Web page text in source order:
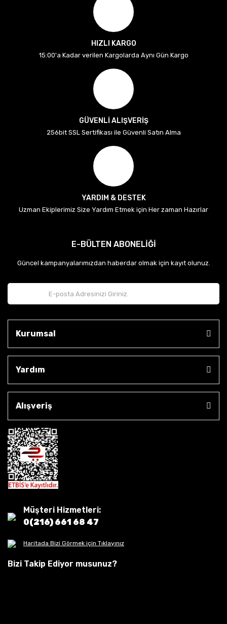
HIZLI KARGO
15:00'a Kadar verilen Kargolarda Aynı Gün Kargo
GÜVENLİ ALIŞVERİŞ
256bit SSL Sertifikası ile Güvenli Satın Alma
YARDIM & DESTEK
Uzman Ekiplerimiz Size Yardım Etmek için Her zaman Hazırlar
E-BÜLTEN ABONELİĞİ
Güncel kampanyalarımızdan haberdar olmak için kayıt olunuz.
Kurumsal
Yardım
Alışveriş
Müşteri Hizmetleri:
0(216) 661 68 47
Haritada Bizi Görmek için Tıklayınız
Bizi Takip Ediyor musunuz?